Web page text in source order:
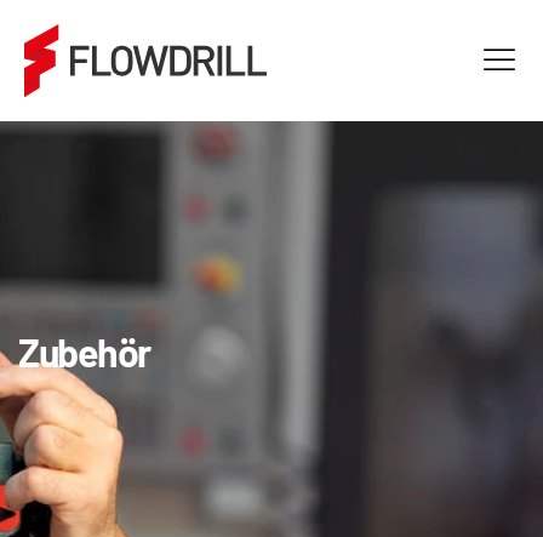
Zubehör